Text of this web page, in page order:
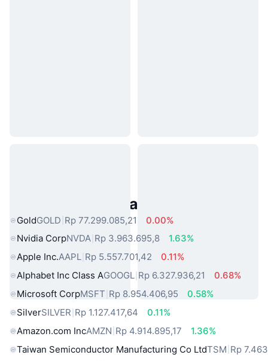
Aset Dunia Nyata Populer
GoldGOLD Rp 77.299.085,21
0.00%
Nvidia CorpNVDA Rp 3.963.695,8
1.63%
Apple Inc.AAPL Rp 5.557.701,42
0.11%
Alphabet Inc Class AGOOGL Rp 6.327.936,21
0.68%
Microsoft CorpMSFT Rp 8.954.406,95
0.58%
SilverSILVER Rp 1.127.417,64
0.11%
Amazon.com IncAMZN Rp 4.914.895,17
1.36%
Taiwan Semiconductor Manufacturing Co LtdTSM Rp